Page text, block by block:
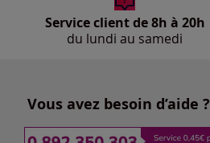
Service client de 8h à 20h
du lundi au samedi
Vous avez besoin d’aide ?